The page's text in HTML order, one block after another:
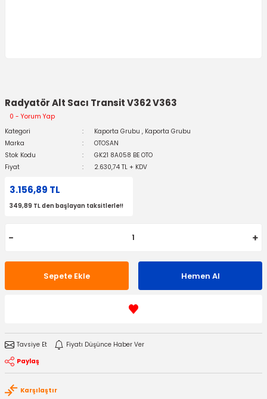
Radyatör Alt Sacı Transit V362 V363
0 - Yorum Yap
Kategori
Kaporta Grubu , Kaporta Grubu
Marka
OTOSAN
Stok Kodu
GK21 8A058 BE OTO
Fiyat
2.630,74 TL + KDV
3.156,89 TL
349,89 TL den başlayan taksitlerle!!
Sepete Ekle Hemen Al
Tavsiye Et
Fiyatı Düşünce Haber Ver
Paylaş
Karşılaştır